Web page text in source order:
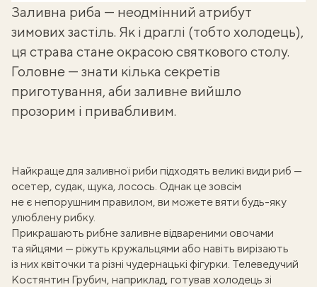
Заливна риба — неодмінний атрибут
зимових застіль. Як і драглі (тобто холодець),
ця страва стане окрасою святкового столу.
Головне — знати кілька секретів
приготування, аби заливне вийшло
прозорим і привабливим.
Найкраще для заливної риби підходять великі види риб —
осетер, судак, щука, лосось. Однак це зовсім
не є непорушним правилом, ви можете вяти будь-яку
улюблену рибку.
Прикрашають рибне заливне відвареними овочами
та яйцями — ріжуть кружальцями або навіть вирізають
із нихквіточки та різні чудернацькі фігурки. Телеведучий
Костянтин Грубич, наприклад, готував холодець зі